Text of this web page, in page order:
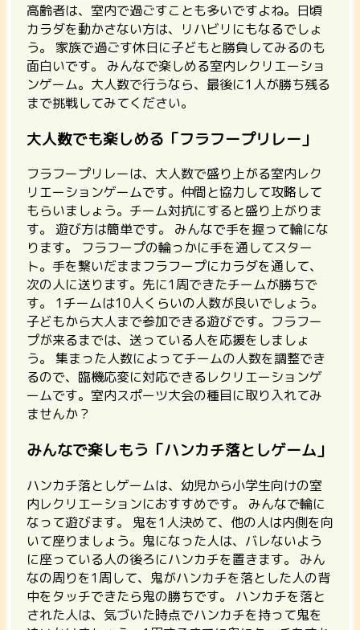
高齢者は、室内で過ごすことも多いですよね。日頃
カラダを動かさない方は、リハビリにもなるでしょ
う。 家族で過ごす休日に子どもと勝負してみるのも
面白いです。 みんなで楽しめる室内レクリエーショ
ンゲーム。大人数で行うなら、最後に1人が勝ち残る
まで挑戦してみてください。
大人数でも楽しめる「フラフープリレー」
フラフープリレーは、 大人数で盛り上がる室内レク
リエーションゲームです。仲間と協力して攻略して
もらいましょう。チーム対抗にすると盛り上がりま
す。
遊び方は簡単です。 みんなで手を握って輪にな
ります。 フラフープの輪っかに手を通してスター
ト。手を繋いだままフラフープにカラダを通して、
次の人に送ります。先に1周できたチームが勝ちで
す。 1チームは10人くらいの人数が良いでしょう。
子どもから大人まで参加できる遊びです。フラフー
プが来るまでは、送っている人を応援をしましょ
う。 集まった人数によってチームの人数を調整でき
るので、臨機応変に対応できるレクリエーションゲ
ームです。室内スポーツ大会の種目に取り入れてみ
ませんか？
みんなで楽しもう「ハンカチ落としゲーム」
ハンカチ落としゲームは、 幼児から小学生向けの室
内レクリエーションにおすすめです。
みんなで輪に
なって遊びます。 鬼を1人決めて、他の人は内側を向
いて座りましょう。鬼になった人は、バレないよう
に座っている人の後ろにハンカチを置きます。 みん
なの周りを1周して、鬼がハンカチを落とした人の背
中をタッチできたら鬼の勝ちです。 ハンカチを落と
された人は、気づいた時点でハンカチを持って鬼を